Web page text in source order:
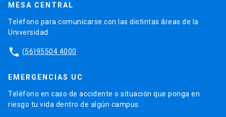
MESA CENTRAL
Teléfono para comunicarse con las distintas áreas de la
Universidad.
phone (56)95504 4000
EMERGENCIAS UC
Teléfono en caso de accidente o situación que ponga en
riesgo tu vida dentro de algún campus.